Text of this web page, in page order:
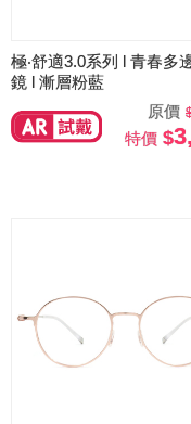
極‧舒適3.0系列 l 青春多
鏡 l 漸層粉藍
原價
特價